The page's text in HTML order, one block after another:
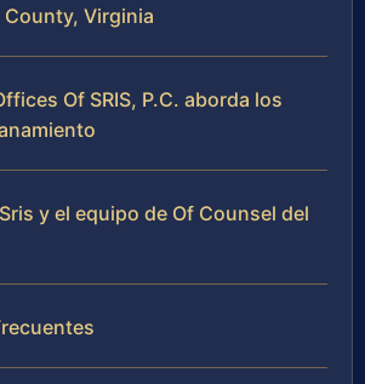
Virginia
Of SRIS, P.C. aborda los
y el equipo de Of Counsel del